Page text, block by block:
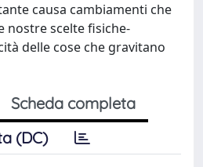
causa cambiamenti che
nostre scelte fisiche-
delle cose che gravitano
Scheda completa
(DC)